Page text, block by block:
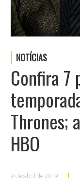
NOTÍCIAS
Confira 7
Thrones;
HBO
9 de abril de 2019